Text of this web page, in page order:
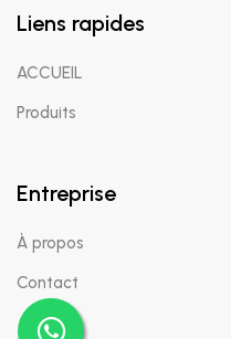
Liens rapides
ACCUEIL
Produits
Entreprise
À propos
Contact